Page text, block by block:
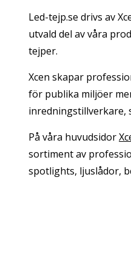
Led-tejp.se drivs av
utvald del av våra
tejper.
Xcen skapar
för publika miljöer
inredningstillverkare,
På våra huvudsidor
sortiment av
spotlights, ljuslådor,